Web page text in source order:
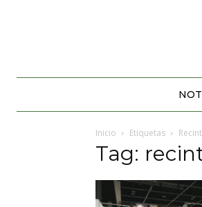
Inicio Etiquetas
Tag: